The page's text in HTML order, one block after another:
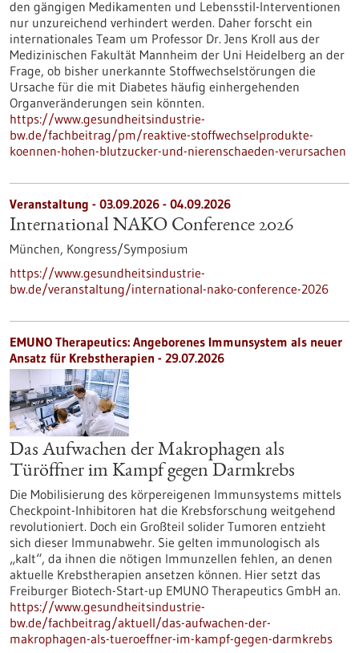
den gängigen Medikamenten und Lebensstil-Interventionen
nur unzureichend verhindert werden. Daher forscht ein
internationales Team um Professor Dr. Jens Kroll aus der
Medizinischen Fakultät Mannheim der Uni Heidelberg an der
Frage, ob bisher unerkannte Stoffwechselstörungen die
Ursache für die mit Diabetes häufig einhergehenden
Organveränderungen sein könnten.
https://www.gesundheitsindustrie-
bw.de/fachbeitrag/pm/reaktive-stoffwechselprodukte-
koennen-hohen-blutzucker-und-nierenschaeden-verursachen
Veranstaltung - 03.09.2026 - 04.09.2026
International NAKO Conference 2026
München, Kongress/Symposium
https://www.gesundheitsindustrie-
bw.de/veranstaltung/international-nako-conference-2026
EMUNO Therapeutics: Angeborenes Immunsystem als neuer
Ansatz für Krebstherapien - 29.07.2026
Das Aufwachen der Makrophagen als
Türöffner im Kampf gegen Darmkrebs
Die Mobilisierung des körpereigenen Immunsystems mittels
Checkpoint-Inhibitoren hat die Krebsforschung weitgehend
revolutioniert. Doch ein Großteil solider Tumoren entzieht
sich dieser Immunabwehr. Sie gelten immunologisch als
„kalt“, da ihnen die nötigen Immunzellen fehlen, an denen
aktuelle Krebstherapien ansetzen können. Hier setzt das
Freiburger Biotech-Start-up EMUNO Therapeutics GmbH an.
https://www.gesundheitsindustrie-
bw.de/fachbeitrag/aktuell/das-aufwachen-der-
makrophagen-als-tueroeffner-im-kampf-gegen-darmkrebs